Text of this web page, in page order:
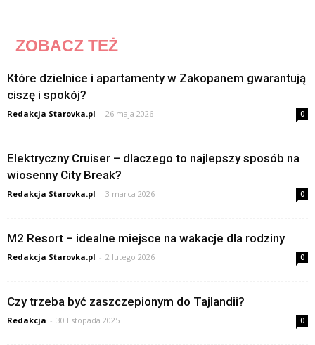
ZOBACZ TEŻ
Które dzielnice i apartamenty w Zakopanem gwarantują
ciszę i spokój?
Redakcja Starovka.pl - 26 maja 2026 0
Elektryczny Cruiser – dlaczego to najlepszy sposób na
wiosenny City Break?
Redakcja Starovka.pl - 3 marca 2026 0
M2 Resort – idealne miejsce na wakacje dla rodziny
Redakcja Starovka.pl - 2 lutego 2026 0
Czy trzeba być zaszczepionym do Tajlandii?
Redakcja - 30 listopada 2025 0